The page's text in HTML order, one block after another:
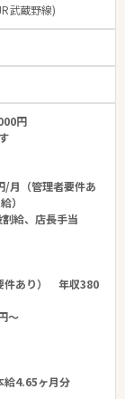
武蔵野線)
円
/月（管理者要件あ
）
給、店長手当
件あり） 年収380
～
給4.65ヶ月分